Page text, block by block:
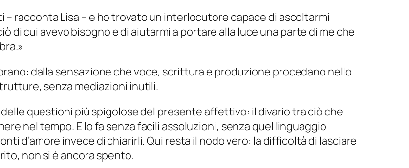
– racconta Lisa – e ho trovato un interlocutore capace di ascoltarmi
di cui avevo bisogno e di aiutarmi a portare alla luce una parte di me che
dalla sensazione che voce, scrittura e produzione procedano nello
senza mediazioni inutili.
delle questioni più spigolose del presente affettivo: il divario tra ciò che
nel tempo. E lo fa senza facili assoluzioni, senza quel linguaggio
d’amore invece di chiarirli. Qui resta il nodo vero: la difficoltà di lasciare
non si è ancora spento.